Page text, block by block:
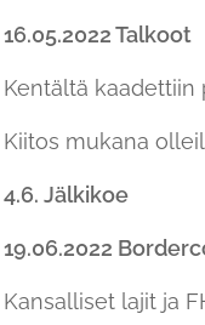
16.05.2022 Talkoot
Kentältä kaadettiin
Kiitos mukana
4.6. Jälkikoe
19.06.2022
Kansalliset lajit ja